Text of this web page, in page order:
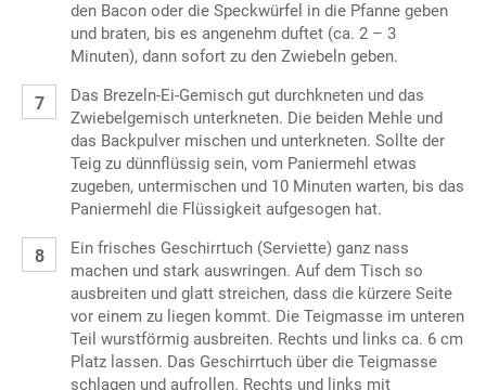
den Bacon oder die Speckwürfel in die Pfanne geben
und braten, bis es angenehm duftet (ca. 2 – 3
Minuten), dann sofort zu den Zwiebeln geben.
Das Brezeln-Ei-Gemisch gut durchkneten und das
Zwiebelgemisch unterkneten. Die beiden Mehle und
das Backpulver mischen und unterkneten. Sollte der
Teig zu dünnflüssig sein, vom Paniermehl etwas
zugeben, untermischen und 10 Minuten warten, bis das
Paniermehl die Flüssigkeit aufgesogen hat.
Ein frisches Geschirrtuch (Serviette) ganz nass
machen und stark auswringen. Auf dem Tisch so
ausbreiten und glatt streichen, dass die kürzere Seite
vor einem zu liegen kommt. Die Teigmasse im unteren
Teil wurstförmig ausbreiten. Rechts und links ca. 6 cm
Platz lassen. Das Geschirrtuch über die Teigmasse
schlagen und aufrollen. Rechts und links mit